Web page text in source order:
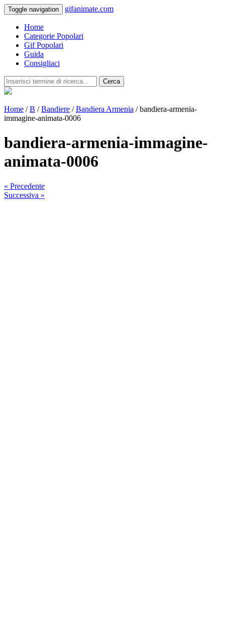
Toggle navigation gifanimate.com
Home
Categorie Popolari
Gif Popolari
Guida
Consigliaci
Cerca
Home /B /Bandiere /Bandiera Armenia / bandiera-armenia-
immagine-animata-0006
bandiera-armenia-immagine-
animata-0006
« Precedente
Successiva »